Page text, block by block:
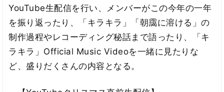
YouTube生配信を行い、メンバーがこの今年の一年
を振り返ったり、「キラキラ」「朝靄に溶ける」の
制作過程やレコーディング秘話まで語ったり、「キ
ラキラ」Official Music Videoを一緒に見たりな
ど、盛りだくさんの内容となる。